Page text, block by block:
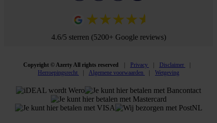
4.6/5 sterren (5200+ Google reviews)
Copyright © Azerty All rights reserved Privacy
Disclaimer
Herroepingsrecht
Algemene voorwaarden Wetgeving